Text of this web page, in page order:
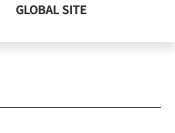
GLOBAL SITE